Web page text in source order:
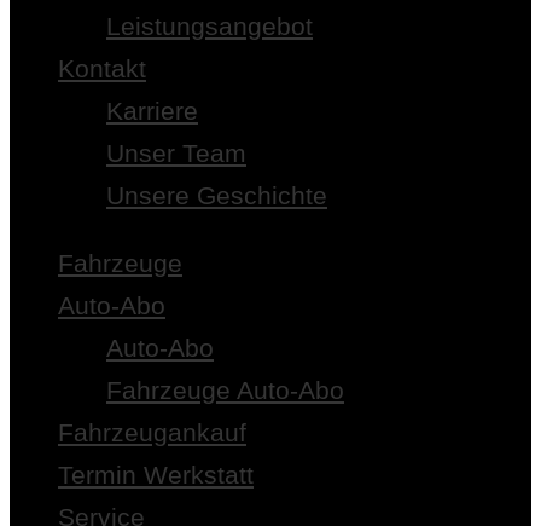
Leistungsangebot
Kontakt
Karriere
Unser Team
Unsere Geschichte
Fahrzeuge
Auto-Abo
Auto-Abo
Fahrzeuge Auto-Abo
Fahrzeugankauf
Termin Werkstatt
Service